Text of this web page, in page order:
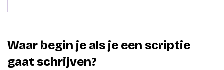
Waar begin je als je een scriptie
gaat schrijven?